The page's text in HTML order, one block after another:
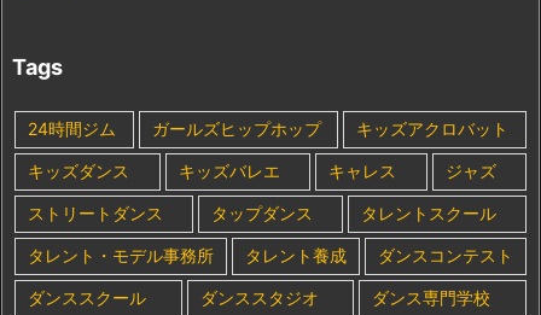
Tags
24時間ジム ガールズヒップホップ キッズアクロバット
キッズダンス キッズバレエ キャレス ジャズ
ストリートダンス タップダンス タレントスクール
タレント・モデル事務所 タレント養成 ダンスコンテスト
ダンススクール ダンススタジオ ダンス専門学校